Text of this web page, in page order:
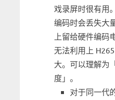
戏录屏时很有用
编码时会丢失大
上留给硬件编码
无法利用上
大。可以理解为
度」。
对于同一代